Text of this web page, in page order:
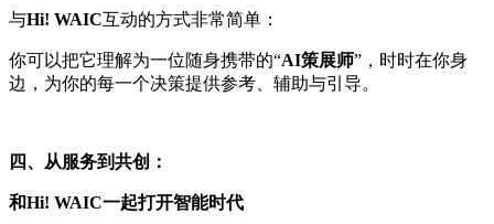
与Hi! WAIC互动的方式非常简单：
你可以把它理解为一位随身携带的“AI策展师”，时时在你身
边，为你的每一个决策提供参考、辅助与引导。
四、从服务到共创：
和Hi! WAIC一起打开智能时代